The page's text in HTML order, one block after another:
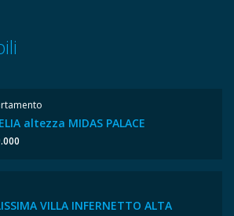
altezza MIDAS PALACE
VILLA INFERNETTO ALTA